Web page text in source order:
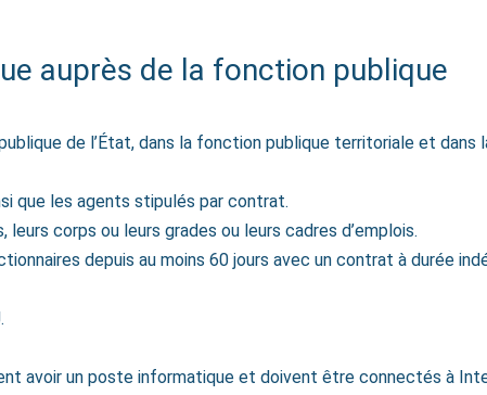
auprès de la fonction publique
de l’État, dans la fonction publique territoriale et dans
que les agents stipulés par contrat.
corps ou leurs grades ou leurs cadres d’emplois.
depuis au moins 60 jours avec un contrat à durée
avoir un poste informatique et doivent être connectés à